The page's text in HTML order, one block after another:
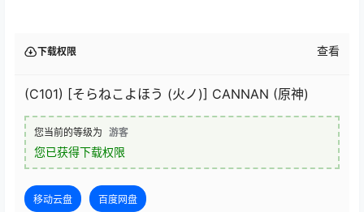
下载权限 查看
(C101) [そらねこよほう (火ノ)] CANNAN (原神)
您当前的等级为 游客
您已获得下载权限
移动云盘 百度网盘